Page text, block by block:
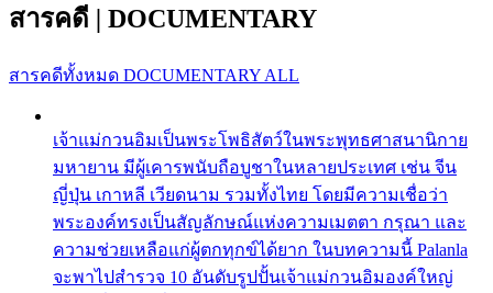
สารคดี | DOCUMENTARY
สารคดีทั้งหมด DOCUMENTARY ALL
เจ้าแม่กวนอิมเป็นพระโพธิสัตว์ในพระพุทธศาสนานิกาย
มหายาน มีผู้เคารพนับถือบูชาในหลายประเทศ เช่น จีน
ญี่ปุ่น เกาหลี เวียดนาม รวมทั้งไทย โดยมีความเชื่อว่า
พระองค์ทรงเป็นสัญลักษณ์แห่งความเมตตา กรุณา และ
ความช่วยเหลือแก่ผู้ตกทุกข์ได้ยาก ในบทความนี้ Palanla
จะพาไปสำรวจ 10 อันดับรูปปั้นเจ้าแม่กวนอิมองค์ใหญ่